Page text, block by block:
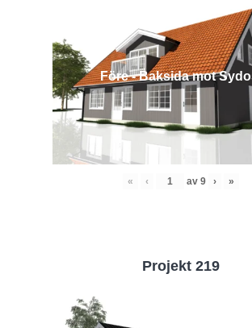
Före - Baksida mot
« ‹ av 9 › »
Projekt 219